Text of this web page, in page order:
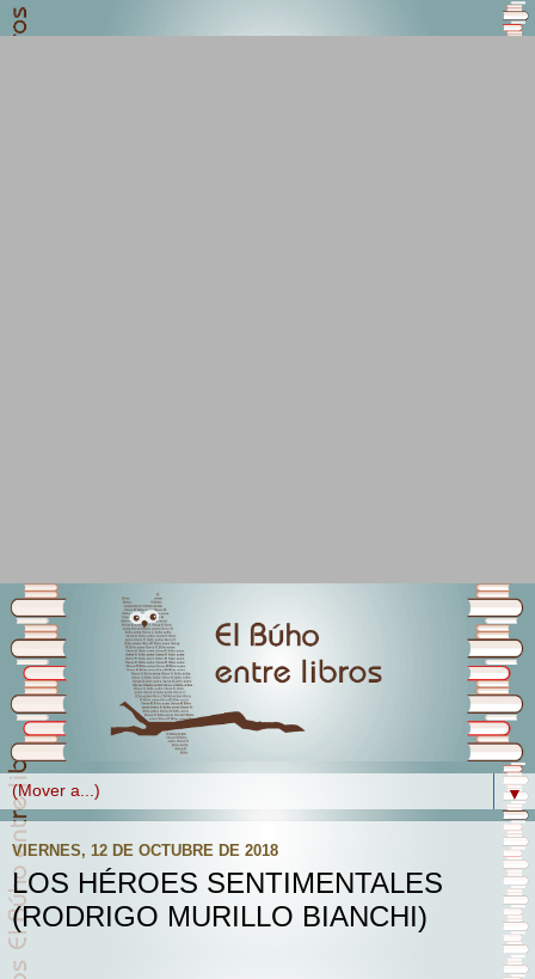
▼
VIERNES, 12 DE OCTUBRE DE 2018
LOS HÉROES SENTIMENTALES
(RODRIGO MURILLO BIANCHI)